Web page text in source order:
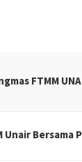
FTMM
Unair Bersama